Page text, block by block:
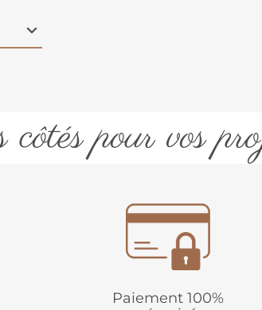
pour vos
Paiement 100%